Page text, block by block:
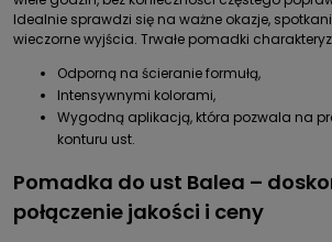
Idealnie sprawdzi się na ważne okazje,
wieczorne wyjścia. Trwałe pomadki
Odporną na ścieranie formułą,
Intensywnymi kolorami,
Wygodną aplikacją, która pozwala na
konturu ust.
Pomadka do ust Balea –
połączenie jakości i ceny